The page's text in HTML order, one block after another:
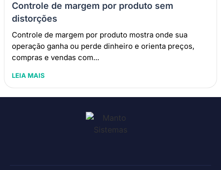
Controle de margem por produto sem
distorções
Controle de margem por produto mostra onde sua
operação ganha ou perde dinheiro e orienta preços,
compras e vendas com...
LEIA MAIS